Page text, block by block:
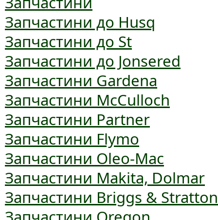
Запчастини до Husq
Запчастини до St
Запчастини до Jonsered
Запчастини Gardena
Запчастини McCulloch
Запчастини Partner
Запчастини Flymo
Запчастини Oleo-Mac
Запчастини Makita, Dolmar
Запчастини Briggs & Stratton